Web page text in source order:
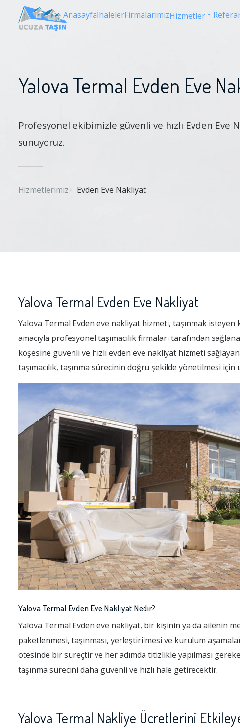
AnasayfaİhalelerFirmalarımızHizmetler
Yalova Termal Evden Eve
Profesyonel ekibimizle güvenli ve hızlı Evden Eve
sunuyoruz.
Hizmetlerimiz Evden Eve Nakliyat
Yalova Termal Evden Eve Nakliyat
Yalova Termal Evden eve nakliyat hizmeti, taşınmak
amacıyla profesyonel taşımacılık firmaları tarafından
köşesine güvenli ve hızlı evden eve nakliyat hizmeti
taşımacılık, taşınma sürecinin doğru şekilde yönetilmesi
Yalova Termal Evden Eve Nakliyat Nedir?
Yalova Termal Evden eve nakliyat, bir kişinin ya da ailenin
paketlenmesi, taşınması, yerleştirilmesi ve kurulum
ötesinde bir süreçtir ve her adımda titizlikle yapılması
taşınma sürecini daha güvenli ve hızlı hale getirecektir.
Yalova Termal Nakliye Ücretlerini